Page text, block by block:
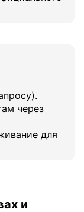
через
для
и